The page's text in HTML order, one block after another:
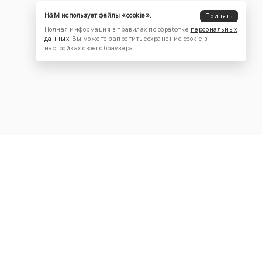
H&M использует файлы «cookie».
Принять
Полная информация в правилах по обработке персональных
данных. Вы можете запретить сохранение cookie в
настройках своего браузера